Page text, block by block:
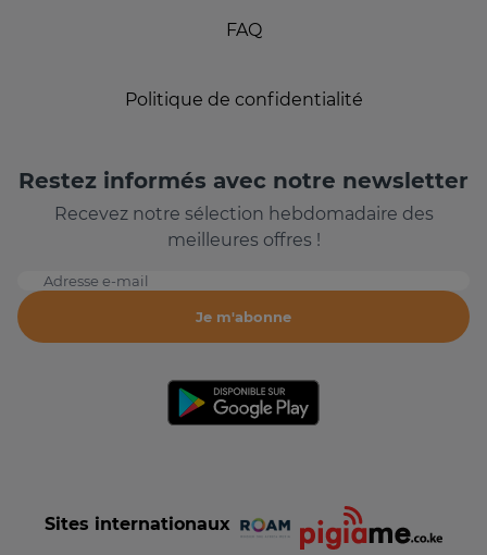
FAQ
Politique de confidentialité
Restez informés avec notre newsletter
Recevez notre sélection hebdomadaire des
meilleures offres !
Adresse e-mail
Je m'abonne
Sites internationaux